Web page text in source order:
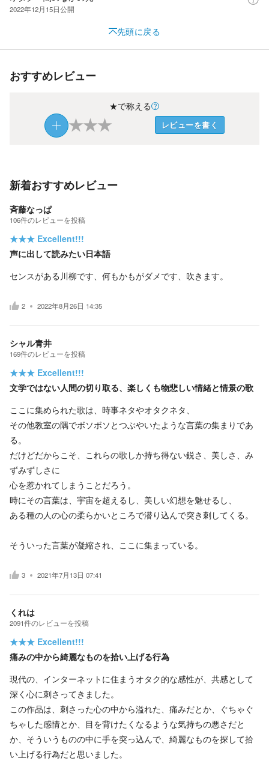
2022年12月15日公開
先頭に戻る
おすすめレビュー
★で称える
★★★ レビューを書く
新着おすすめレビュー
斉藤なっぱ
106件のレビューを投稿
★★★ Excellent!!!
声に出して読みたい日本語
センスがある川柳です、何もかもがダメです、吹きます。
2 2022年8月26日 14:35
シャル青井
169件のレビューを投稿
★★★ Excellent!!!
文学ではない人間の切り取る、楽しくも物悲しい情緒と情景の歌
ここに集められた歌は、時事ネタやオタクネタ、
その他教室の隅でボソボソとつぶやいたような言葉の集まりであ
る。
だけどだからこそ、これらの歌しか持ち得ない鋭さ、美しさ、み
ずみずしさに
心を惹かれてしまうことだろう。
時にその言葉は、宇宙を超えるし、美しい幻想を魅せるし、
ある種の人の心の柔らかいところで潜り込んで突き刺してくる。
そういった言葉が凝縮され、ここに集まっている。
3 2021年7月13日 07:41
くれは
2091件のレビューを投稿
★★★ Excellent!!!
痛みの中から綺麗なものを拾い上げる行為
現代の、インターネットに住まうオタク的な感性が、共感として
深く心に刺さってきました。
この作品は、刺さった心の中から溢れた、痛みだとか、ぐちゃぐ
ちゃした感情とか、目を背けたくなるような気持ちの悪さだと
か、そういうものの中に手を突っ込んで、綺麗なものを探して拾
い上げる行為だと思いました。